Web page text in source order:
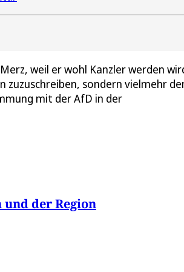
weil er wohl Kanzler werden
zuzuschreiben, sondern vielmehr
mit der AfD in der
der Region